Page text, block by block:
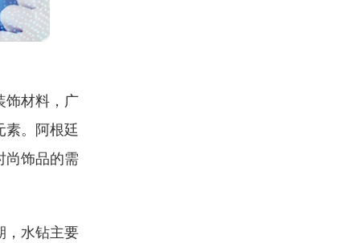
饰材料，广
素。阿根廷
尚饰品的需
，水钻主要